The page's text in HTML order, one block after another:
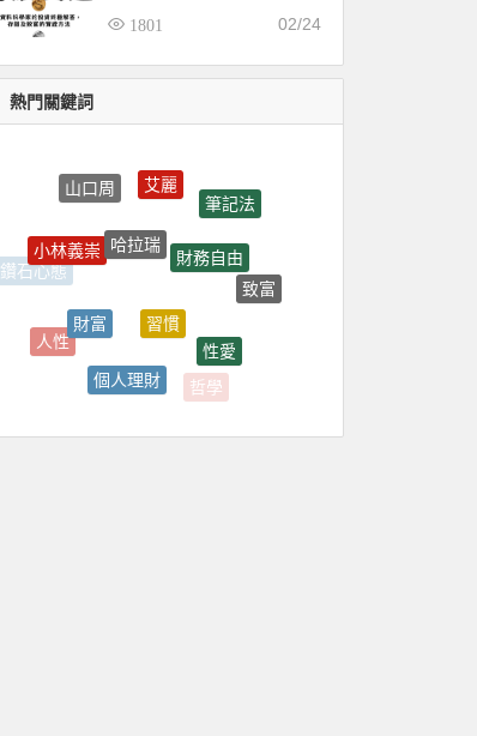
的投資終極解答，存錢及致
1801 02/24
熱門關鍵詞
山口周
艾麗
筆記法
鑽石心態
小林義崇
致富
人性
性愛
哲學
金融通識課
個人理財